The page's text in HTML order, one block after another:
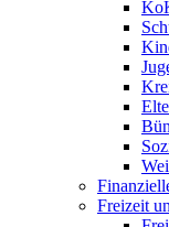
Freizeit